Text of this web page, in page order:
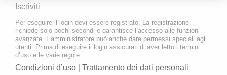
Iscriviti
Per eseguire il login devi essere registrato. La registrazione
richiede solo pochi secondi e garantisce l’accesso alle funzioni
avanzate. L’amministratore può anche dare permessi speciali agli
utenti. Prima di eseguire il login assicurati di aver letto i termini
d’uso e le varie regole.
Condizioni d’uso Trattamento dei dati personali